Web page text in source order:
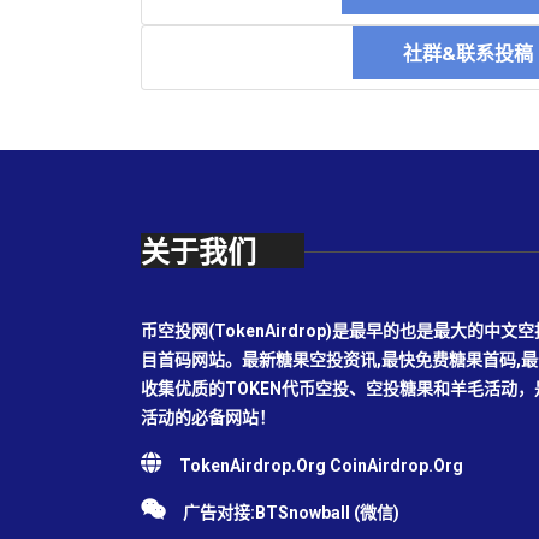
社群&联系投
关于我们
币空投网(TokenAirdrop)是最早的也是最大的中文
目首码网站。最新糖果空投资讯,最快免费糖果首码,
收集优质的TOKEN代币空投、空投糖果和羊毛活动
活动的必备网站！
TokenAirdrop.Org CoinAirdrop.Org
广告对接:BTSnowball (微信)